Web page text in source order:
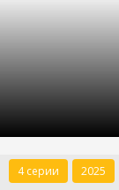
4 серии 2025